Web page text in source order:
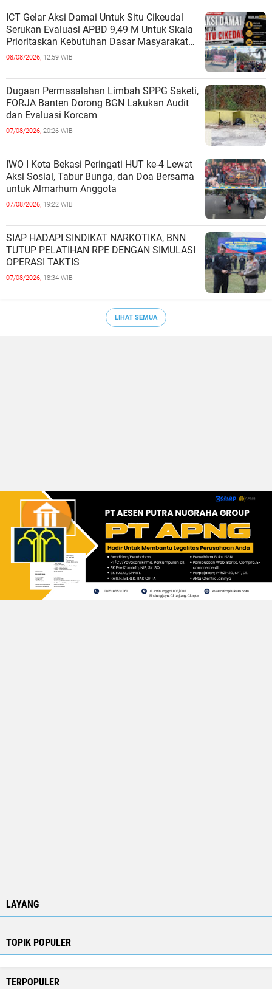
ICT Gelar Aksi Damai Untuk Situ Cikeudal
Serukan Evaluasi APBD 9,49 M Untuk Skala
Prioritaskan Kebutuhan Dasar Masyarakat
Belum Saat nya Butuh Kawasa
08/08/2026, 12:59 WIB
Dugaan Permasalahan Limbah SPPG Saketi,
FORJA Banten Dorong BGN Lakukan Audit
dan Evaluasi Korcam
07/08/2026, 20:26 WIB
IWO I Kota Bekasi Peringati HUT ke-4 Lewat
Aksi Sosial, Tabur Bunga, dan Doa Bersama
untuk Almarhum Anggota
07/08/2026, 19:22 WIB
SIAP HADAPI SINDIKAT NARKOTIKA, BNN
TUTUP PELATIHAN RPE DENGAN SIMULASI
OPERASI TAKTIS
07/08/2026, 18:34 WIB
LIHAT SEMUA
LAYANG
.
TOPIK POPULER
TERPOPULER